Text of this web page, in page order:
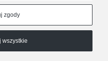
© 2020 - BunnyMommy.pl
za to, co oswoiłeś ♥ - ,,Mały
Saint-Exupéry
zgody
wszystkie